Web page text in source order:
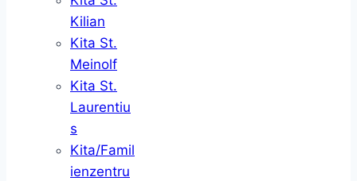
Kilian
Kita St.
Meinolf
Kita St.
Laurentiu
s
Kita/Famil
ienzentru